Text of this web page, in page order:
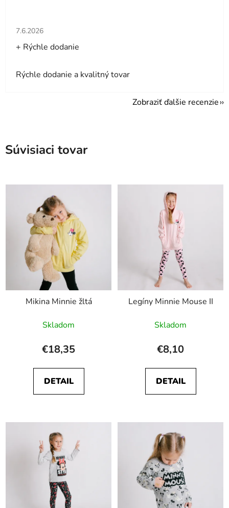
Hodnotenie obchodu je 5 z 5 hviezdičiek.
7.6.2026
+ Rýchle dodanie
Rýchle dodanie a kvalitný tovar
Zobraziť ďalšie recenzie
Súvisiaci tovar
Mikina Minnie žltá
Skladom
€18,35
DETAIL
Legíny Minnie Mouse II
Skladom
€8,10
DETAIL